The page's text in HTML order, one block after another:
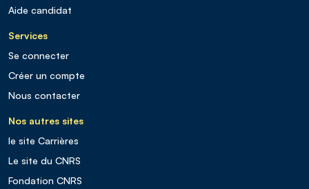
Aide candidat
Services
Se connecter
Créer un compte
Nous contacter
Nos autres sites
le site Carrières
Le site du CNRS
Fondation CNRS